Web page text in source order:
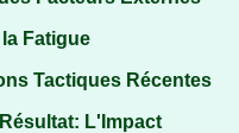
Fatigue
Tactiques Récentes
L'Impact